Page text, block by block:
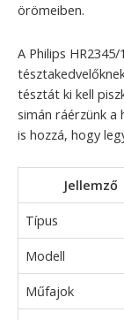
örömeiben.
A Philips
tésztát ki kell
simán ráérzünk a
is hozzá, hogy
Jellemző
Típus
Modell
Műfajok